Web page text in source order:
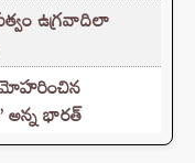
ఉగ్రవాదిలా
మోహరించిన
అన్న భారత్